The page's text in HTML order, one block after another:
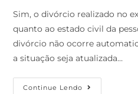
Sim, o divórcio realizado no
quanto ao estado civil da
divórcio não ocorre
a situação seja atualizada…
Continue Lendo